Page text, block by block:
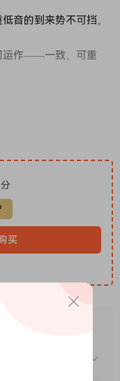
音的到来势不可挡。
运作——一致、可重
快速高效地制作出音
型音响系统中震撼人
买
途？